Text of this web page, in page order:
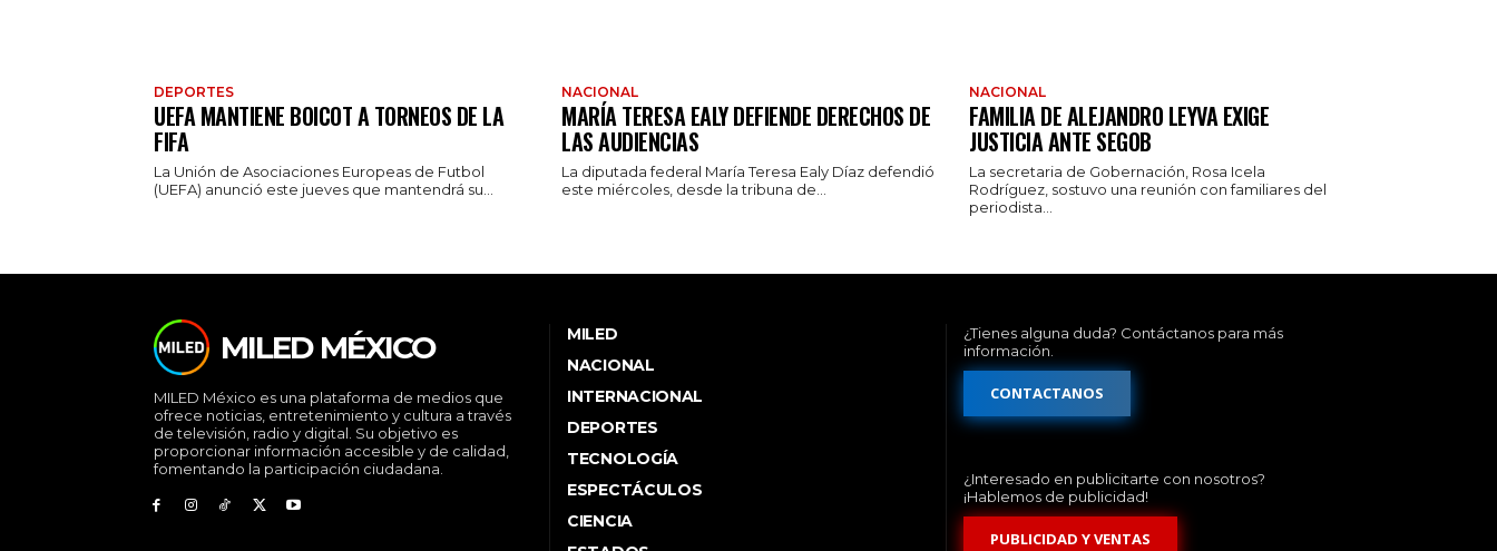
DEPORTES
UEFA MANTIENE BOICOT A TORNEOS DE LA
FIFA
La Unión de Asociaciones Europeas de Futbol
(UEFA) anunció este jueves que mantendrá su...
NACIONAL
MARÍA TERESA EALY DEFIENDE DERECHOS DE
LAS AUDIENCIAS
La diputada federal María Teresa Ealy Díaz defendió
este miércoles, desde la tribuna de...
NACIONAL
FAMILIA DE ALEJANDRO LEYVA EXIGE
JUSTICIA ANTE SEGOB
La secretaria de Gobernación, Rosa Icela
Rodríguez, sostuvo una reunión con familiares del
periodista...
MILED MÉXICO
MILED México es una plataforma de medios que
ofrece noticias, entretenimiento y cultura a través
de televisión, radio y digital. Su objetivo es
proporcionar información accesible y de calidad,
fomentando la participación ciudadana.
MILED
NACIONAL
INTERNACIONAL
DEPORTES
TECNOLOGÍA
ESPECTÁCULOS
CIENCIA
¿Tienes alguna duda? Contáctanos para más
información.
CONTACTANOS
¿Interesado en publicitarte con nosotros?
¡Hablemos de publicidad!
PUBLICIDAD Y VENTAS